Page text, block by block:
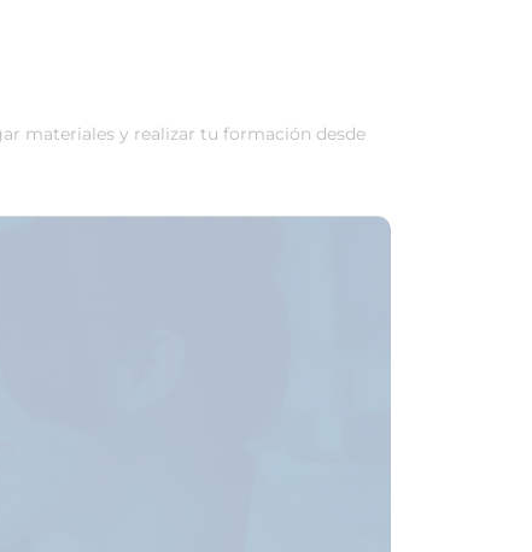
materiales y realizar tu formación desde